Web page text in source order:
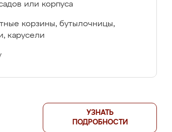
или корпуса
корзины, бутылочницы,
карусели
УЗНАТЬ
ПОДРОБНОСТИ